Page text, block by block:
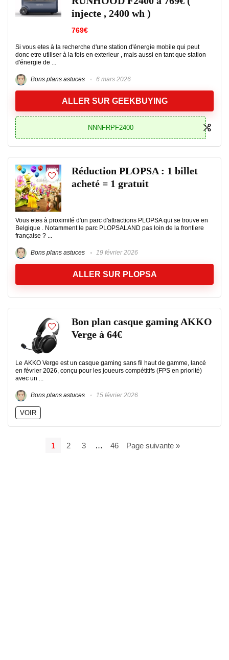
injecte , 2400 wh )
769€
Si vous etes à la recherche d'une station d'énergie mobile qui peut
donc etre utiliser à la fois en exterieur , mais aussi en tant que station
d'énergie de ...
Bons plans astuces 6 mars 2026
ALLER SUR GEEKBUYING
NNNFRPF2400
Réduction PLOPSA : 1 billet
acheté = 1 gratuit
Vous etes à proximité d'un parc d'attractions PLOPSA qui se trouve en
Belgique . Notamment le parc PLOPSALAND pas loin de la frontiere
française ? ...
Bons plans astuces 19 février 2026
ALLER SUR PLOPSA
Bon plan casque gaming AKKO
Verge à 64€
Le AKKO Verge est un casque gaming sans fil haut de gamme, lancé
en février 2026, conçu pour les joueurs compétitifs (FPS en priorité)
avec un ...
Bons plans astuces 15 février 2026
VOIR
1 2 3 … 46 Page suivante »